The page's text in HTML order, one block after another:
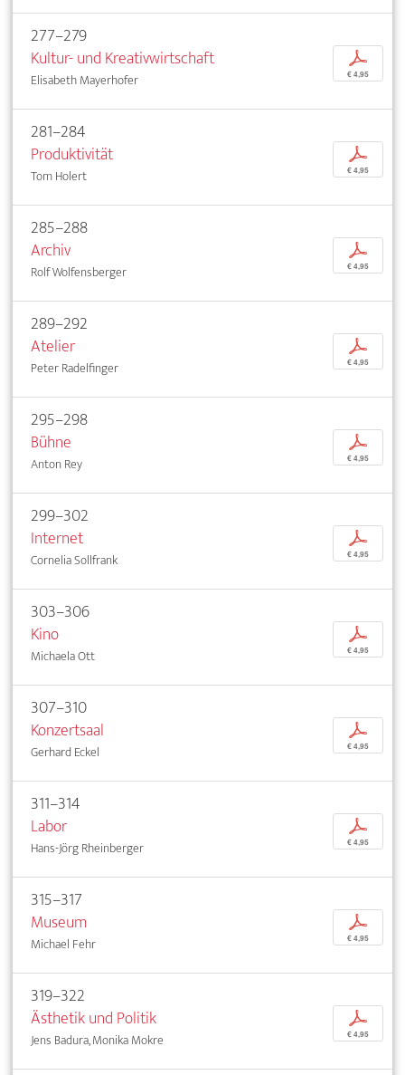
277–279
Kultur- und Kreativwirtschaft
Elisabeth Mayerhofer
p
€ 4,95
281–284
Produktivität
Tom Holert
p
€ 4,95
285–288
Archiv
Rolf Wolfensberger
p
€ 4,95
289–292
Atelier
Peter Radelfinger
p
€ 4,95
295–298
Bühne
Anton Rey
p
€ 4,95
299–302
Internet
Cornelia Sollfrank
p
€ 4,95
303–306
Kino
Michaela Ott
p
€ 4,95
307–310
Konzertsaal
Gerhard Eckel
p
€ 4,95
311–314
Labor
Hans-Jörg Rheinberger
p
€ 4,95
315–317
Museum
Michael Fehr
p
€ 4,95
319–322
Ästhetik und Politik
Jens Badura, Monika Mokre
p
€ 4,95